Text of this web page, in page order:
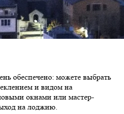
обеспечено: можете выбрать
и видом на
окнами или мастер-
на лоджию.